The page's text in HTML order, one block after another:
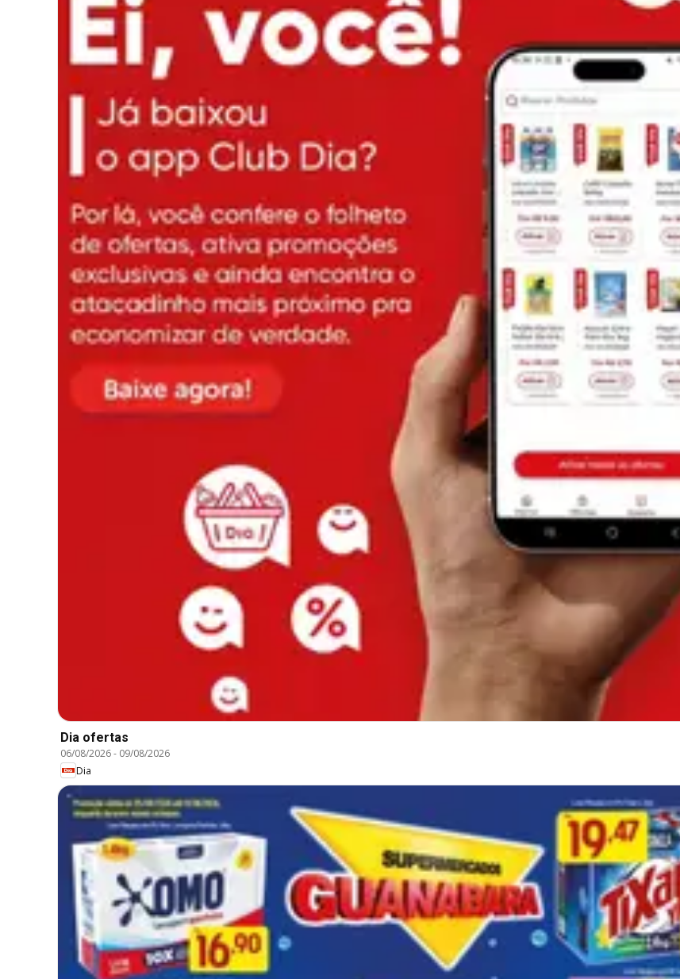
Dia ofertas
06/08/2026- 09/08/2026
Dia